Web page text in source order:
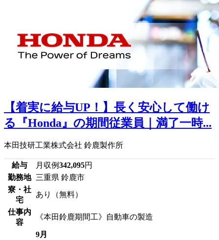
【着実に給与UP！】長く安心して働け
る『Honda』の期間従業員｜満了一時...
本田技研工業株式会社 鈴鹿製作所
給与 月収例342,095円
勤務地 三重県 鈴鹿市
寮・社
宅
あり（無料）
仕事内
容
《本田鈴鹿期間工》自動車の製造
9月